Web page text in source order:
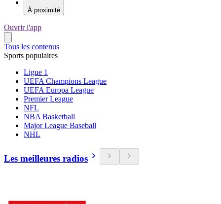
À proximité
Ouvrir l'app
Tous les contenus
Sports populaires
Ligue 1
UEFA Champions League
UEFA Europa League
Premier League
NFL
NBA Basketball
Major League Baseball
NHL
Les meilleures radios